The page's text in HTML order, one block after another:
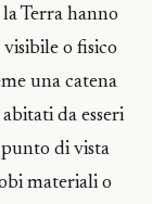
Terra hanno
o fisico
una catena
da esseri
di vista
materiali o